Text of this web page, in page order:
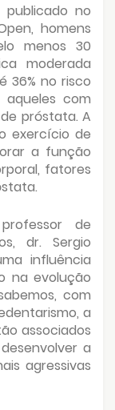
no
homens
menos 30
moderada
36% no risco
com
próstata. A
exercício de
a função
fatores
de
dr. Sergio
influência
na evolução
com
a
associados
a
agressivas